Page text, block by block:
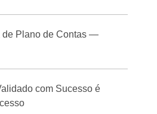
Plano de Contas —
com Sucesso é